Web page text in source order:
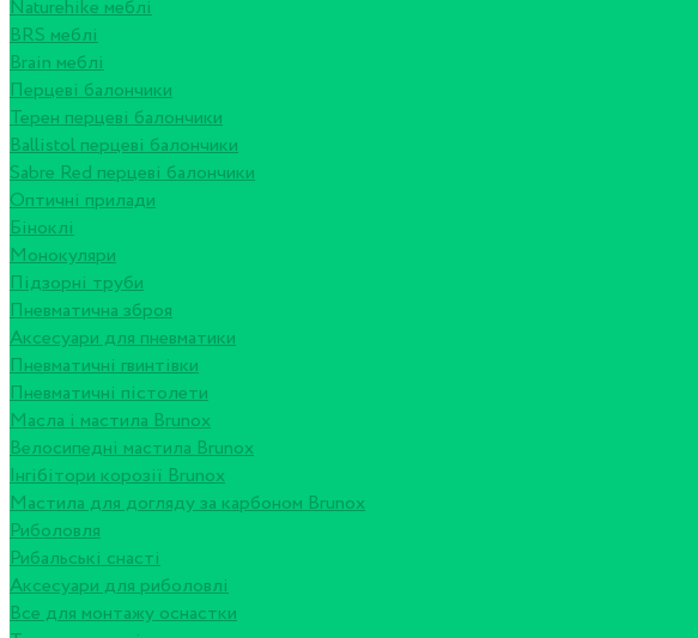
Naturehike меблі
BRS меблі
Brain меблі
Перцеві балончики
Терен перцеві балончики
Ballistol перцеві балончики
Sabre Red перцеві балончики
Оптичні прилади
Біноклі
Монокуляри
Підзорні труби
Пневматична зброя
Аксесуари для пневматики
Пневматичні гвинтівки
Пневматичні пістолети
Масла і мастила Brunox
Велосипедні мастила Brunox
Інгібітори корозії Brunox
Мастила для догляду за карбоном Brunox
Риболовля
Рибальські снасті
Аксесуари для риболовлі
Все для монтажу оснастки